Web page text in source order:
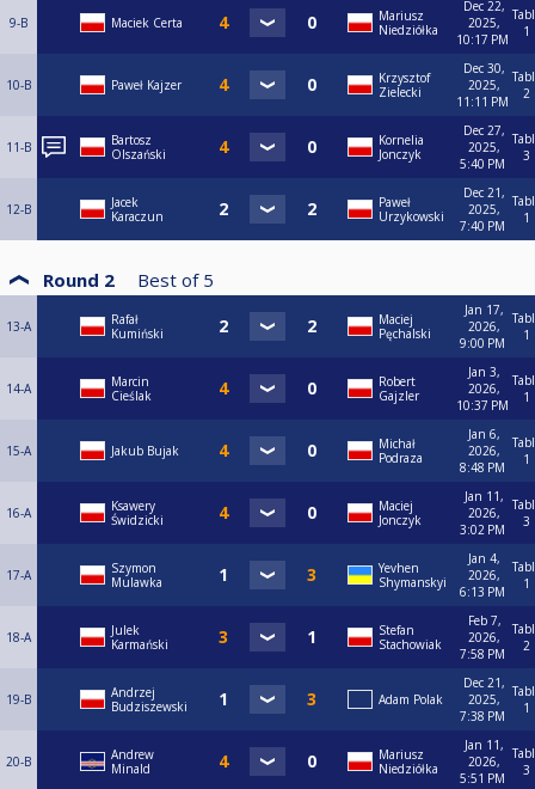
9-B Maciek Certa
Mariusz
Niedziółka
Dec 22,
2025,
10:17 PM
1
10-B Paweł Kajzer
Krzysztof
Zielecki
Dec 30,
2025,
11:11 PM
2
11-B
Bartosz
Olszański
Kornelia
Jonczyk
Dec 27,
2025,
5:40 PM
3
12-B
Jacek
Karaczun
Paweł
Urzykowski
Dec 21,
2025,
7:40 PM
1
Round 2 Best of 5
13-A
Rafał
Kumiński
Maciej
Pęchalski
Jan 17,
2026,
9:00 PM
1
14-A
Marcin
Cieślak
Robert
Gajzler
Jan 3,
2026,
10:37 PM
1
15-A Jakub Bujak
Michał
Podraza
Jan 6,
2026,
8:48 PM
1
16-A
Ksawery
Świdzicki
Maciej
Jonczyk
Jan 11,
2026,
3:02 PM
3
17-A
Szymon
Mulawka
Yevhen
Shymanskyi
Jan 4,
2026,
6:13 PM
1
18-A
Julek
Karmański
Stefan
Stachowiak
Feb 7,
2026,
7:58 PM
2
19-B
Andrzej
Budziszewski
Adam Polak
Dec 21,
2025,
7:38 PM
1
20-B
Andrew
Minald
Mariusz
Niedziółka
Jan 11,
2026,
5:51 PM
3